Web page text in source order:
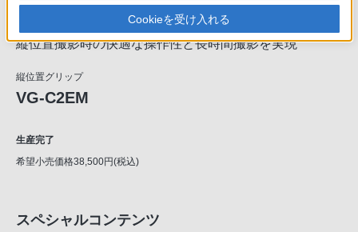
縦位置撮影時の快適な操作性と長時間撮影を実現
縦位置グリップ
VG-C2EM
生産完了
希望小売価格38,500円(税込)
スペシャルコンテンツ
Cookieを受け入れる